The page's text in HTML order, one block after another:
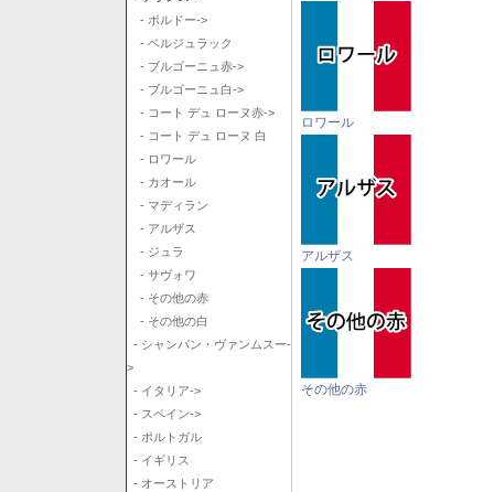
- ボルドー->
- ベルジュラック
- ブルゴーニュ赤->
- ブルゴーニュ白->
- コート デュ ローヌ赤->
- コート デュ ローヌ 白
- ロワール
- カオール
- マディラン
- アルザス
- ジュラ
- サヴォワ
- その他の赤
- その他の白
- シャンパン・ヴァンムスー-
>
- イタリア->
- スペイン->
- ポルトガル
- イギリス
- オーストリア
ロワール
アルザス
その他の赤